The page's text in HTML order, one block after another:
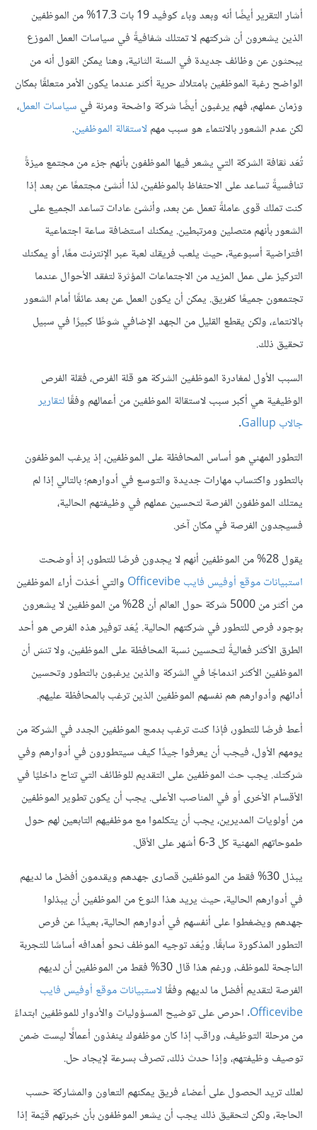
أشار التقرير أيضًا أنه وبعد وباء كوفيد 19 بات 17.3% من الموظفين
الذين يشعرون أن شركتهم لا تمتلك شفافيةً في سياسات العمل الموزع
يبحثون عن وظائف جديدة في السنة الثانية، وهنا يمكن القول أنه من
الواضح رغبة الموظفين بامتلاك حرية أكثر عندما يكون الأمر متعلقًا بمكان
وزمان عملهم، فهم يرغبون أيضًا شركة واضحة ومرنة في سياسات العمل،
لكن عدم الشعور بالانتماء هو سبب مهملاستقالة الموظفين.
تُعَد ثقافة الشركة التي يشعر فيها الموظفون بأنهم جزء من مجتمع ميزةً
تنافسيةً تساعد على الاحتفاظ بالموظفين، لذا أنشئ مجتمعًا عن بعد إذا
كنت تملك قوى عاملةً تعمل عن بعد، وأنشئ عادات تساعد الجميع على
الشعور بأنهم متصلين ومرتبطين. يمكنك استضافة ساعة اجتماعية
افتراضية أسبوعية، حيث يلعب فريقك لعبة عبر الإنترنت معًا، أو يمكنك
التركيز على عمل المزيد من الاجتماعات المؤثرة لتفقد الأحوال عندما
تجتمعون جميعًا كفريق. يمكن أن يكون العمل عن بعد عائقًا أمام الشعور
بالانتماء، ولكن يقطع القليل من الجهد الإضافي شوطًا كبيرًا في سبيل
تحقيق ذلك.
السبب الأول لمغادرة الموظفين الشركة هو قلة الفرص، فقلة الفرص
الوظيفية هي أكبر سبب لاستقالة الموظفين من أعمالهم وفقًالتقارير
جالاب Gallup
.
التطور المهني هو أساس المحافظة على الموظفين، إذ يرغب الموظفون
بالتطور واكتساب مهارات جديدة والتوسع في أدوارهم؛ بالتالي إذا لم
يمتلك الموظفون الفرصة لتحسين عملهم في وظيفتهم الحالية،
فسيجدون الفرصة في مكان آخر.
يقول 28% من الموظفين أنهم لا يجدون فرصًا للتطور، إذ أوضحت
استبيانات موقع أوفيس فايب Officevibe
والتي أخذت أراء الموظفين
من أكثر من 5000 شركة حول العالم أن 28% من الموظفين لا يشعرون
بوجود فرص للتطور في شركتهم الحالية. يُعَد توفير هذه الفرص هو أحد
الطرق الأكثر فعاليةً لتحسين نسبة المحافظة على الموظفين، ولا تنسَ أن
الموظفين الأكثر اندماجًا في الشركة والذين يرغبون بالتطور وتحسين
أدائهم وأدوارهم هم نفسهم الموظفين الذين ترغب بالمحافظة عليهم.
أعط فرصًا للتطور، فإذا كنت ترغب بدمج الموظفين الجدد في الشركة من
يومهم الأول، فيجب أن يعرفوا جيدًا كيف سيتطورون في أدوارهم وفي
شركتك. يجب حث الموظفين على التقديم للوظائف التي تتاح داخليًا في
الأقسام الأخرى أو في المناصب الأعلى. يجب أن يكون تطوير الموظفين
من أولويات المديرين، يجب أن يتكلموا مع موظفيهم التابعين لهم حول
طموحاتهم المهنية كل 3-6 أشهر على الأقل.
يبذل 30% فقط من الموظفين قصارى جهدهم ويقدمون أفضل ما لديهم
في أدوارهم الحالية، حيث يريد هذا النوع من الموظفين أن يبذلوا
جهدهم ويضغطوا على أنفسهم في أدوارهم الحالية، بعيدًا عن فرص
التطور المذكورة سابقًا. ويُعَد توجيه الموظف نحو أهدافه أساسًا للتجربة
الناجحة للموظف، ورغم هذا قال 30% فقط من الموظفين أن لديهم
الفرصة لتقديم أفضل ما لديهم وفقًالاستبيانات موقع أوفيس فايب
Officevibe. احرص على توضيح المسؤوليات والأدوار للموظفين ابتداءً
من مرحلة التوظيف، وراقب إذا كان موظفوك ينفذون أعمالًا ليست ضمن
توصيف وظيفتهم، وإذا حدث ذلك، تصرف بسرعة لإيجاد حل.
لعلك تريد الحصول على أعضاء فريق يمكنهم التعاون والمشاركة حسب
الحاجة، ولكن لتحقيق ذلك يجب أن يشعر الموظفون بأن خبرتهم قيّمة إذا